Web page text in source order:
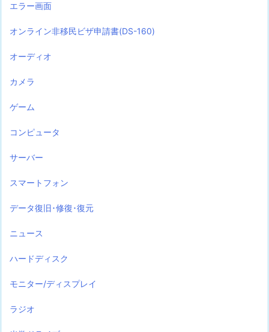
エラー画面
オンライン非移民ビザ申請書(DS-160)
オーディオ
カメラ
ゲーム
コンピュータ
サーバー
スマートフォン
データ復旧･修復･復元
ニュース
ハードディスク
モニター/ディスプレイ
ラジオ